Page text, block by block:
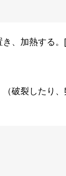
き、加熱する
破裂したり